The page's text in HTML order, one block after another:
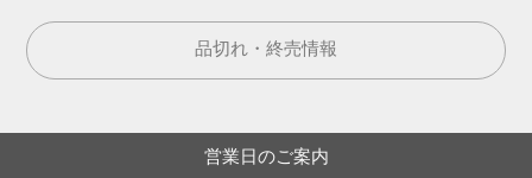
品切れ・終売情報
営業日のご案内